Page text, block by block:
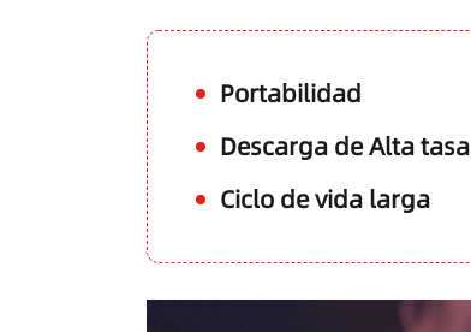
Portabilidad
Descarga de Alta tasa
Ciclo de vida larga